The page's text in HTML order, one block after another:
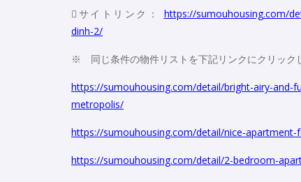
サイトリンク：
https://sumouhousing.com/
dinh-2/
※ 同じ条件の物件リストを下記リンクにクリック
https://sumouhousing.com/detail/bright-airy-
metropolis/
https://sumouhousing.com/detail/nice-
https://sumouhousing.com/detail/2-bedroom-